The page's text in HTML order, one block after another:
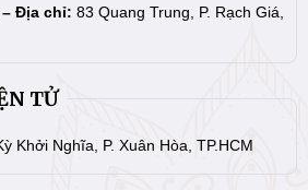
– Địa chỉ: 83 Quang Trung, P. Rạch Giá,
TỬ
Khởi Nghĩa, P. Xuân Hòa, TP.HCM